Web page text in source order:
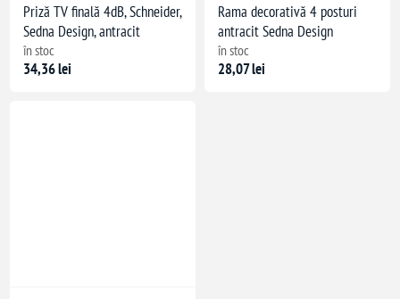
Priză TV finală 4dB, Schneider,
Sedna Design, antracit
în stoc
34,36 lei
Rama decorativă 4 posturi
antracit Sedna Design
în stoc
28,07 lei